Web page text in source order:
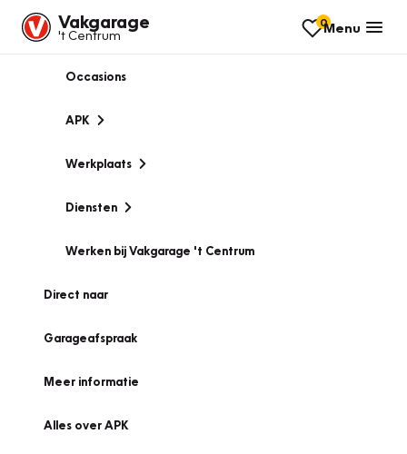
Vakgarage
't Centrum
0Menu
Occasions
APK
Werkplaats
Diensten
Werken bij Vakgarage 't Centrum
Direct naar
Garageafspraak
Meer informatie
Alles over APK